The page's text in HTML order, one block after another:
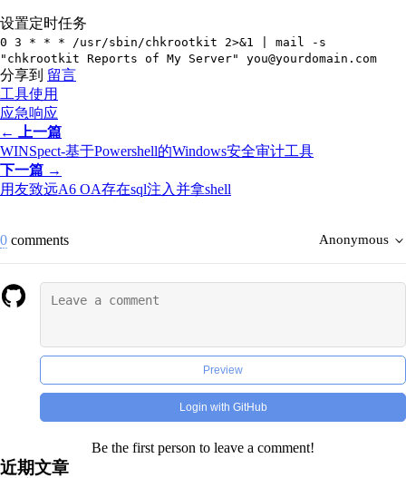
设置定时任务
0 3 * * * /usr/sbin/chkrootkit 2>&1 | mail -s
"chkrootkit Reports of My Server" you@yourdomain.com
分享到 留言
工具使用
应急响应
← 上一篇
WINSpect-基于Powershell的Windows安全审计工具
下一篇 →
用友致远A6 OA存在sql注入并拿shell
0 comments Anonymous
Preview
Login with GitHub
Be the first person to leave a comment!
近期文章